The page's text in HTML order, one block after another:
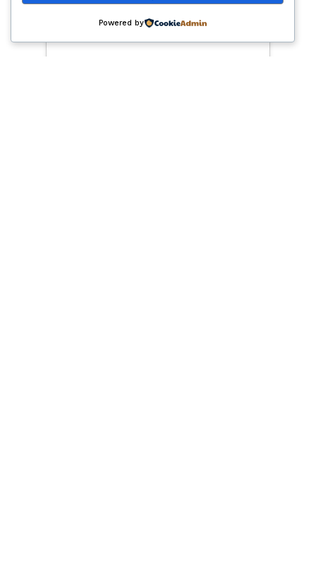
Powered by